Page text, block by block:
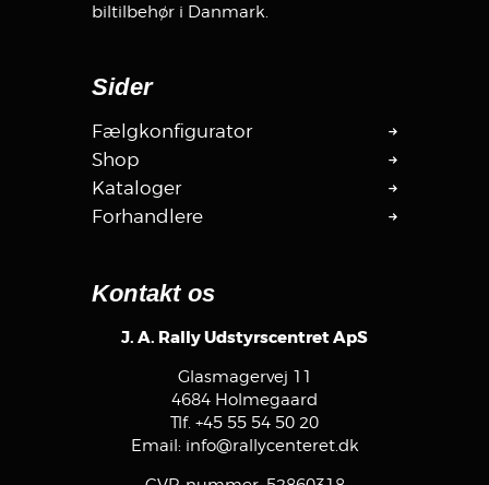
biltilbehør i Danmark.
Sider
Fælgkonfigurator
Shop
Kataloger
Forhandlere
Kontakt os
J. A. Rally Udstyrscentret ApS
Glasmagervej 11
4684 Holmegaard
Tlf. +45 55 54 50 20
Email: info@rallycenteret.dk